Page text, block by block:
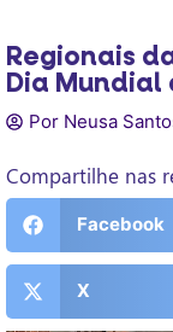
Regionais
Dia
Por Neusa
Compartilhe nas
Facebook
X